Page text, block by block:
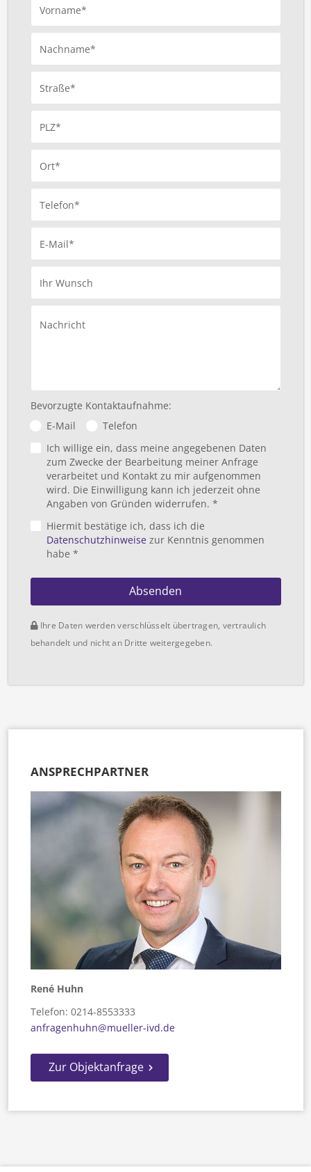
Vorname*
Nachname*
Straße*
PLZ*
Ort*
Telefon*
E-Mail*
Ihr Wunsch
Nachricht
Bevorzugte Kontaktaufnahme:
E-Mail
Telefon
Ich willige ein, dass meine angegebenen Daten
zum Zwecke der Bearbeitung meiner Anfrage
verarbeitet und Kontakt zu mir aufgenommen
wird. Die Einwilligung kann ich jederzeit ohne
Angaben von Gründen widerrufen. *
Hiermit bestätige ich, dass ich die
Datenschutzhinweisezur Kenntnis genommen
habe *
Absenden
Ihre Daten werden verschlüsselt übertragen, vertraulich
behandelt und nicht an Dritte weitergegeben.
ANSPRECHPARTNER
René Huhn
Telefon: 0214-8553333
anfragenhuhn@mueller-ivd.de
Zur Objektanfrage